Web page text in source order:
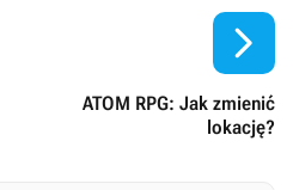
ATOM RPG: Jak zmienić
lokację?
